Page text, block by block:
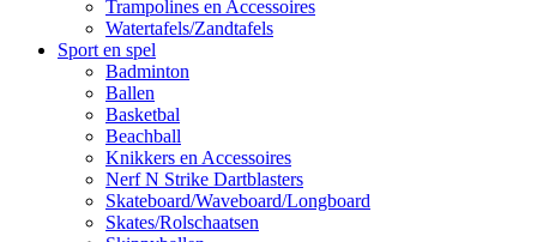
Trampolines en Accessoires
Watertafels/Zandtafels
Sport en spel
Badminton
Ballen
Basketbal
Beachball
Knikkers en Accessoires
Nerf N Strike Dartblasters
Skateboard/Waveboard/Longboard
Skates/Rolschaatsen